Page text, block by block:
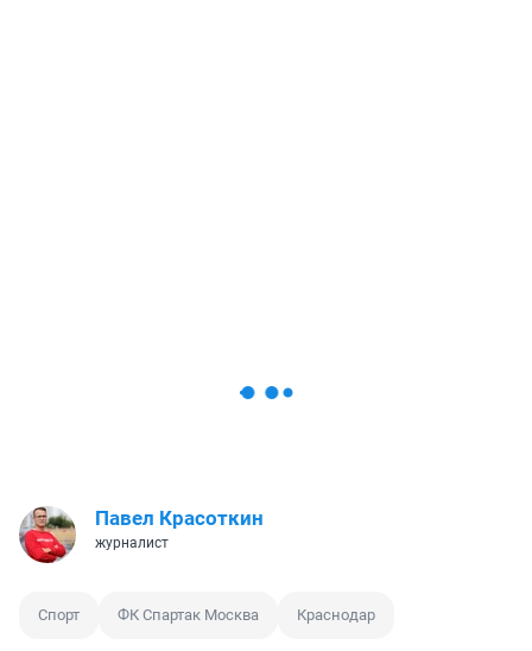
Павел Красоткин
журналист
Спорт ФК Спартак Москва Краснодар